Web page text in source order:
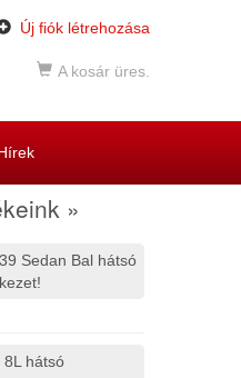
Új fiók létrehozása
A kosár üres.
»
Sedan Bal hátsó
8L hátsó